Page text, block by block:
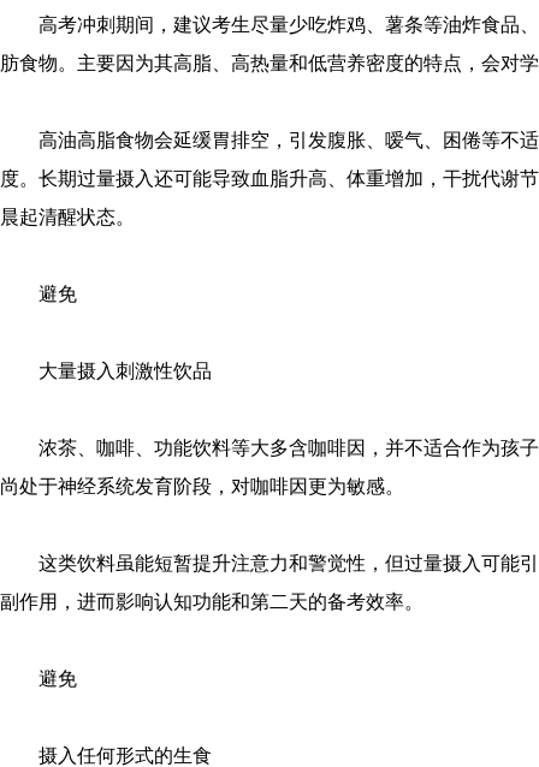
高考冲刺期间，建议考生尽量少吃炸鸡、薯条等油炸食品
肪食物。主要因为其高脂、高热量和低营养密度的特点，会对
高油高脂食物会延缓胃排空，引发腹胀、嗳气、困倦等不
度。长期过量摄入还可能导致血脂升高、体重增加，干扰代谢
晨起清醒状态。
避免
大量摄入刺激性饮品
浓茶、咖啡、功能饮料等大多含咖啡因，并不适合作为孩
尚处于神经系统发育阶段，对咖啡因更为敏感。
这类饮料虽能短暂提升注意力和警觉性，但过量摄入可能
副作用，进而影响认知功能和第二天的备考效率。
避免
摄入任何形式的生食